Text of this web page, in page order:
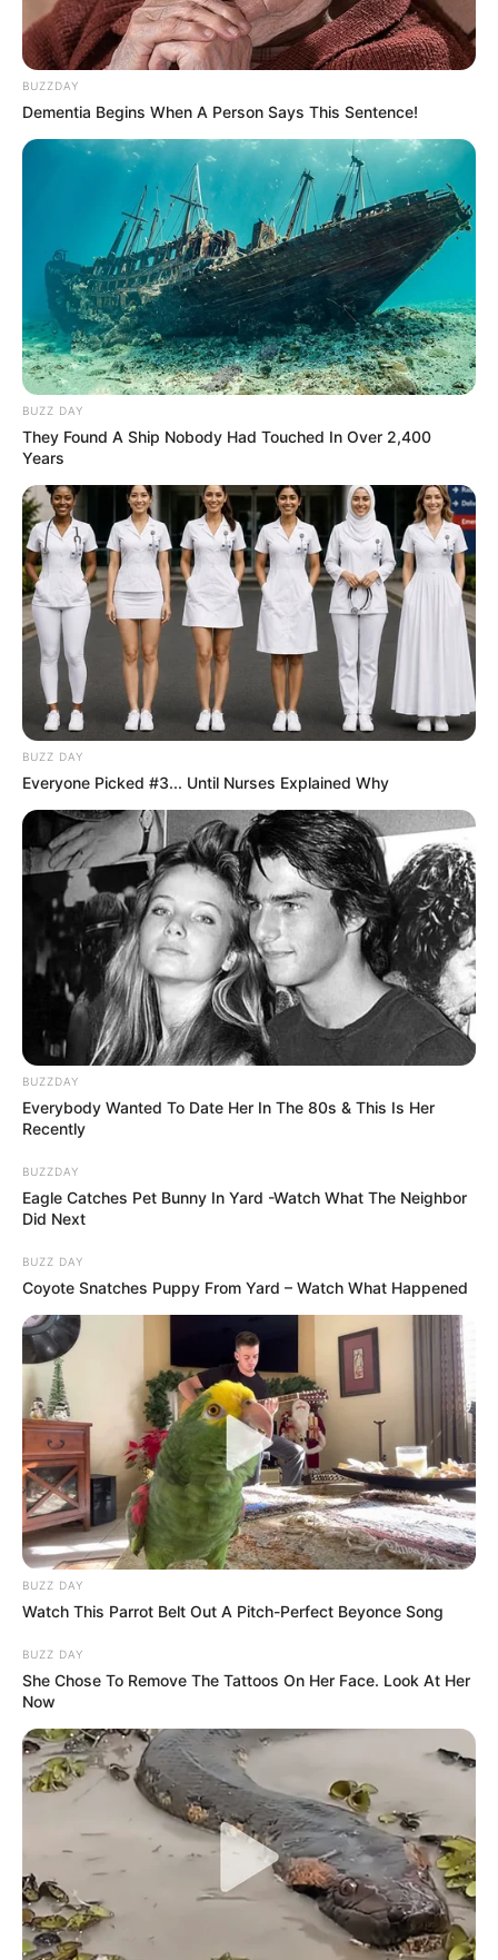
BUZZDAY
Dementia Begins When A Person Says This Sentence!
BUZZ DAY
They Found A Ship Nobody Had Touched In Over 2,400
Years
BUZZ DAY
Everyone Picked #3... Until Nurses Explained Why
BUZZDAY
Everybody Wanted To Date Her In The 80s & This Is Her
Recently
BUZZDAY
Eagle Catches Pet Bunny In Yard -Watch What The Neighbor
Did Next
BUZZ DAY
Coyote Snatches Puppy From Yard – Watch What Happened
BUZZ DAY
Watch This Parrot Belt Out A Pitch-Perfect Beyonce Song
BUZZ DAY
She Chose To Remove The Tattoos On Her Face. Look At Her
Now